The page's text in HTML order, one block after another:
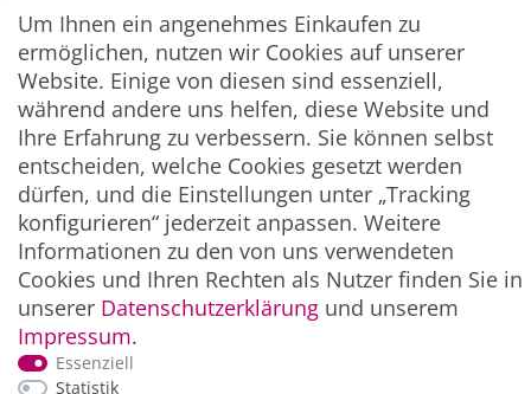
Abonnieren
** Hierbei handelt es sich um ein Pflichtfeld.
ZAHLUNG & VERSAND
Um Ihnen ein angenehmes Einkaufen zu
ermöglichen, nutzen wir Cookies auf unserer
Website. Einige von diesen sind essenziell,
während andere uns helfen, diese Website und
Ihre Erfahrung zu verbessern. Sie können selbst
entscheiden, welche Cookies gesetzt werden
dürfen, und die Einstellungen unter „Tracking
konfigurieren“ jederzeit anpassen. Weitere
Informationen zu den von uns verwendeten
Cookies und Ihren Rechten als Nutzer finden Sie in
unserer Daten­schutz­erklärung und unserem
Impressum.
Essenziell
Statistik